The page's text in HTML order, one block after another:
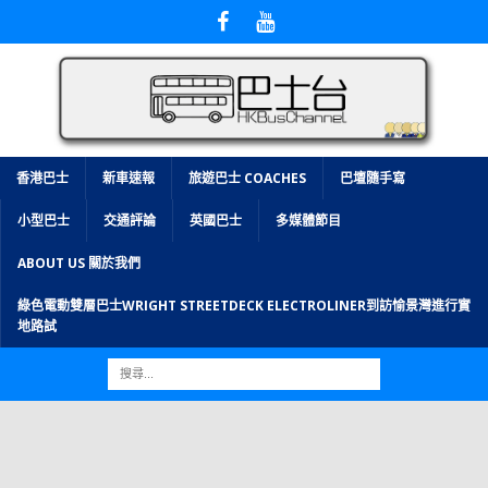
香港巴士 新車速報 旅遊巴士 COACHES 巴壇隨手寫
小型巴士 交通評論 英國巴士 多媒體節目
ABOUT US 關於我們
綠色電動雙層巴士WRIGHT STREETDECK ELECTROLINER到訪愉景灣進行實
地路試